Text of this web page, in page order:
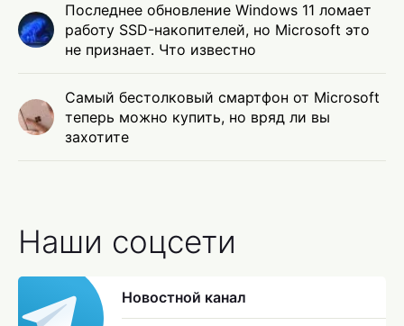
Последнее обновление Windows 11 ломает
работу SSD-накопителей, но Microsoft это
не признает. Что известно
Самый бестолковый смартфон от Microsoft
теперь можно купить, но вряд ли вы
захотите
Наши соцсети
Новостной канал